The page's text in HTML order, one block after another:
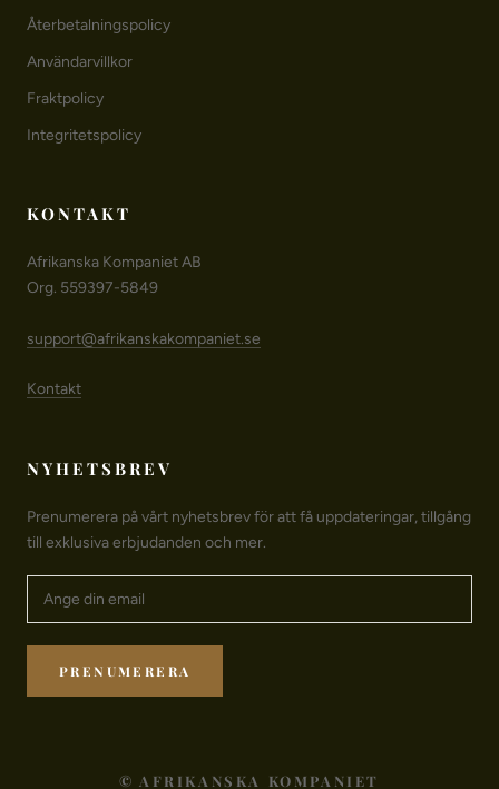
Återbetalningspolicy
Användarvillkor
Fraktpolicy
Integritetspolicy
KONTAKT
Afrikanska Kompaniet AB
Org. 559397-5849
support@afrikanskakompaniet.se
Kontakt
NYHETSBREV
Prenumerera på vårt nyhetsbrev för att få uppdateringar, tillgång
till exklusiva erbjudanden och mer.
PRENUMERERA
© AFRIKANSKA KOMPANIET